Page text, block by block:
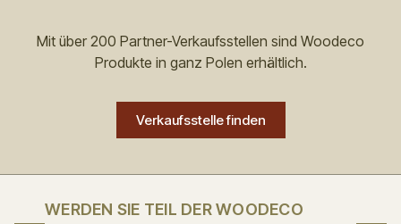
Mit über 200 Partner-Verkaufsstellen sind Woodeco
Produkte in ganz Polen erhältlich.
Verkaufsstelle finden
WERDEN SIE TEIL DER WOODECO